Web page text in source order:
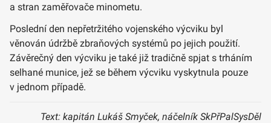
a stran zaměřovače minometu.
Poslední den nepřetržitého vojenského výcviku byl
věnován údržbě zbraňových systémů po jejich použití.
Závěrečný den výcviku je také již tradičně spjat s trháním
selhané munice, jež se během výcviku vyskytnula pouze
v jednom případě.
Text: kapitán Lukáš Smyček, náčelník SkPřPalSysDěl